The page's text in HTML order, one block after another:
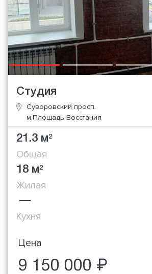
Студия
Суворовский просп.
м.Площадь Восстания
21.3 м2
Общая
18 м2
Жилая
—
Кухня
Цена
9 150 000 ₽